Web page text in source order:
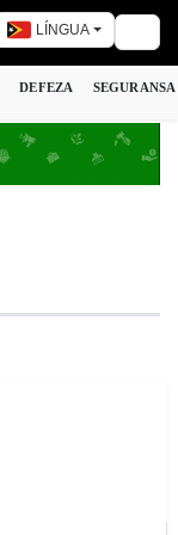
LÍNGUA
DEFEZA SEGURANSA